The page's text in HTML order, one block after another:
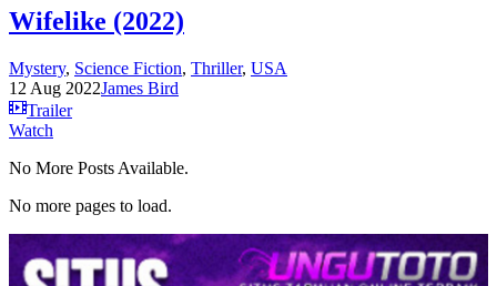
Wifelike (2022)
Mystery, Science Fiction, Thriller, USA
12 Aug 2022James Bird
Trailer
Watch
No More Posts Available.
No more pages to load.